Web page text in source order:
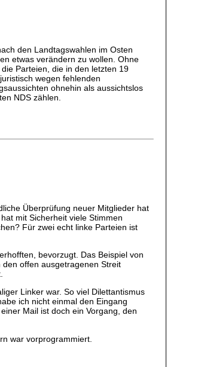
den Landtagswahlen im Osten
etwas verändern zu wollen. Ohne
Parteien, die in den letzten 19
wegen fehlenden
ohnehin als aussichtslos
NDS zählen.
Überprüfung neuer Mitglieder hat
mit Sicherheit viele Stimmen
Für zwei echt linke Parteien ist
bevorzugt. Das Beispiel von
offen ausgetragenen Streit
Linker war. So viel Dilettantismus
ich nicht einmal den Eingang
Mail ist doch ein Vorgang, den
war vorprogrammiert.